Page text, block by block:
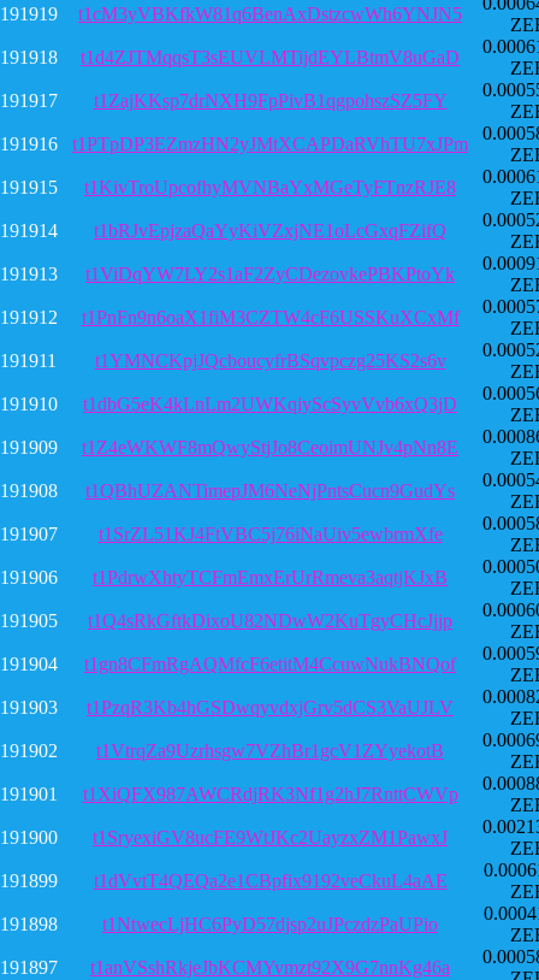
191919
t1cM3yVBKfkW81q6BenAxDstzcwWh6YNJN5
191918
t1d4ZJTMqqsT3sEUVLMTijdEYLBtmV8uGaD
191917
t1ZajKKsp7drNXH9FpPivB1qgpohszSZ5FY
191916
t1PTpDP3EZmzHN2yJMtXCAPDaRVhTU7xJPm
191915
t1KivTroUpcofhyMVNBaYxMGeTyFTnzRJE8
191914
t1bRJvEpjzaQaYyKiVZxjNE1oLcGxqFZifQ
191913
t1ViDqYW7LY2s1aF2ZyCDezovkePBKPtoYk
191912
t1PnFn9n6oaX1fiM3CZTW4cF6USSKuXCxMf
191911
t1YMNCKpjJQcboucyfrBSqvpczg25KS2s6v
191910
t1dbG5eK4kLnLm2UWKqiyScSyvVvb6xQ3jD
191909
t1Z4eWKWF8mQwyStjJo8CeoimUNJv4pNn8E
191908
t1QBhUZANTimepJM6NeNjPntsCucn9GudYs
191907
t1SrZL51KJ4FtVBC5j76iNaUiv5ewbrmXfe
191906
t1PdrwXhtyTCFmEmxErUrRmeva3aqtjKJxB
191905
t1Q4sRkGftkDixoU82NDwW2KuTgyCHcJjjp
191904
t1gn8CFmRgAQMfcF6etitM4CcuwNukBNQof
191903
t1PzqR3Kb4hGSDwqyvdxjGrv5dCS3VaUJLV
191902
t1VtrqZa9Uzrhsgw7VZhBr1gcV1ZYyekotB
191901
t1XiQFX987AWCRdjRK3Nf1g2hJ7RnttCWVp
191900
t1SryexiGV8ucFE9WtJKc2UayzxZM1PawxJ
191899
t1dVvtT4QEQa2e1CBpfix9192veCkuL4aAE
191898
t1NtwecLjHC6PyD57djsp2uJPczdzPaUPio
191897
t1anVSshRkjeJbKCMYvmzt92X9G7nnKg46a